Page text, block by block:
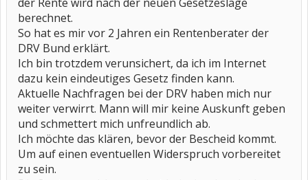
berechnet.
So hat es mir vor 2 Jahren ein Rentenberater der
DRV Bund erklärt.
Ich bin trotzdem verunsichert, da ich im Internet
dazu kein eindeutiges Gesetz finden kann.
Aktuelle Nachfragen bei der DRV haben mich nur
weiter verwirrt. Mann will mir keine Auskunft geben
und schmettert mich unfreundlich ab.
Ich möchte das klären, bevor der Bescheid kommt.
Um auf einen eventuellen Widerspruch vorbereitet
zu sein.